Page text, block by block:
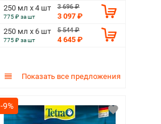
250 мл х 4 шт
775 ₽ за шт
3 696 ₽
3 097 ₽
250 мл х 6 шт
775 ₽ за шт
5 544 ₽
4 645 ₽
Показать все предложения
-9%